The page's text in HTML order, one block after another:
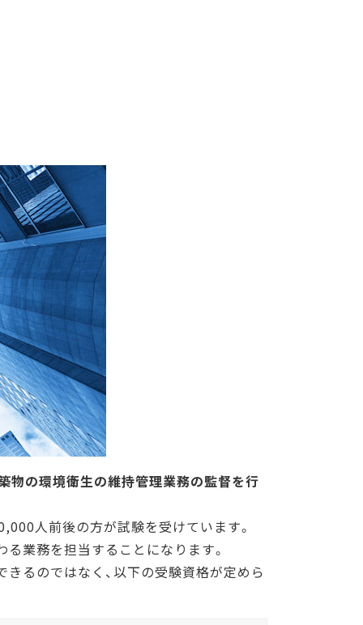
物の環境衛生の維持管理業務の監督を行
人前後の方が試験を受けています。
業務を担当することになります。
るのではなく、以下の受験資格が定めら